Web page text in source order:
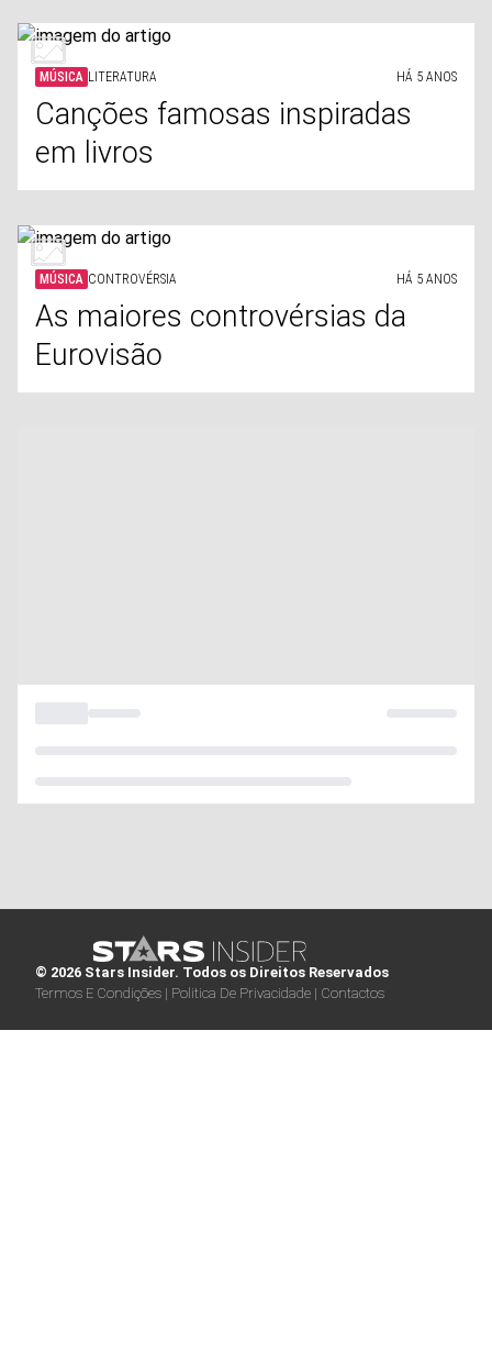
MÚSICA LITERATURA HÁ 5 ANOS
Canções famosas inspiradas
em livros
MÚSICA CONTROVÉRSIA HÁ 5 ANOS
As maiores controvérsias da
Eurovisão
© 2026 Stars Insider. Todos os Direitos Reservados
Termos E Condições | Politica De Privacidade | Contactos